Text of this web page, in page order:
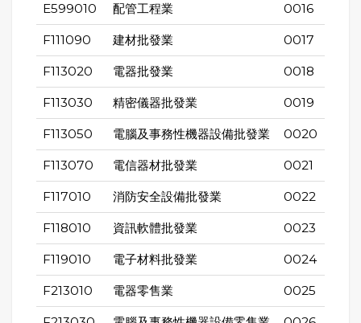
E599010 配管工程業 0016
F111090 建材批發業 0017
F113020 電器批發業 0018
F113030 精密儀器批發業 0019
F113050 電腦及事務性機器設備批發業 0020
F113070 電信器材批發業 0021
F117010 消防安全設備批發業 0022
F118010 資訊軟體批發業 0023
F119010 電子材料批發業 0024
F213010 電器零售業 0025